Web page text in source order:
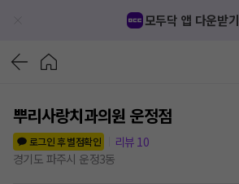
모두닥 앱 다운받기
뿌리사랑치과의원 운정점
로그인 후 별점확인
리뷰 10
경기도 파주시 운정3동